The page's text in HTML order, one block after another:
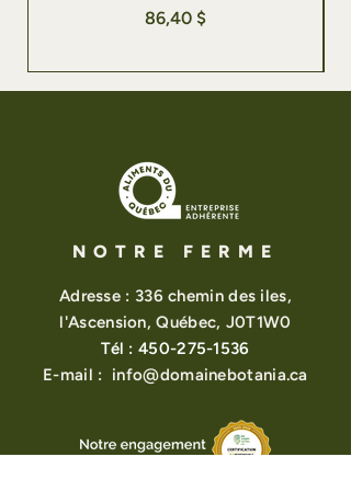
Prix
86,40 $
NOTRE FERME
Adresse : 336 chemin des iles,
l'Ascension, Québec, J0T1W0
Tél :450-275-1536
E-mail : info@domainebotania.ca